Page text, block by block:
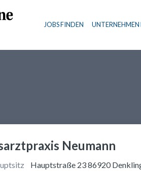
JOBS FINDEN
Neumann
Hauptstraße 23 86920